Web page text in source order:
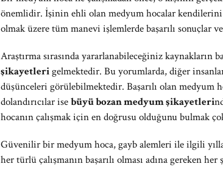
önemlidir. İşinin ehli olan medyum hocalar
olmak üzere tüm manevi işlemlerde başarılı sonuçlar
Araştırma sırasında yararlanabileceğiniz kaynakların
şikayetlerigelmektedir. Bu yorumlarda, diğer
düşünceleri görülebilmektedir. Başarılı olan medyum
dolandırıcılar isebüyü bozan medyum şikayetleri
hocanın çalışmak için en doğrusu olduğunu bulmak
Güvenilir bir medyum hoca, gayb alemleri ile ilgili
her türlü çalışmanın başarılı olması adına gereken her